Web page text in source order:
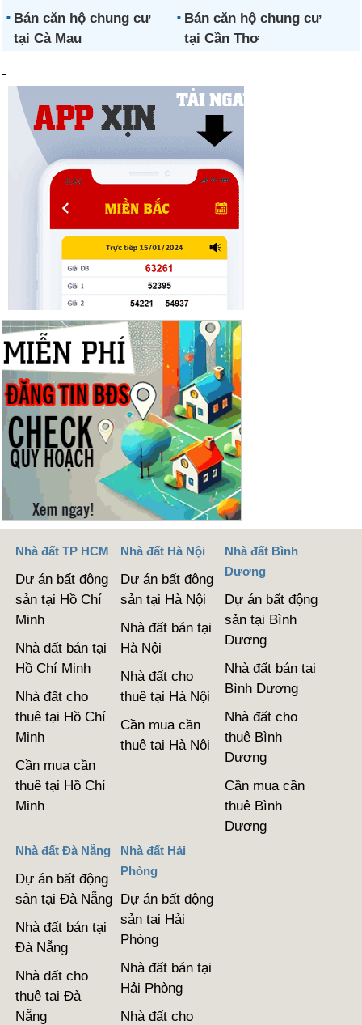
Bán căn hộ chung cư
tại Cà Mau
Bán căn hộ chung cư
tại Cần Thơ
Nhà đất TP HCM
Dự án bất động
sản tại Hồ Chí
Minh
Nhà đất bán tại
Hồ Chí Minh
Nhà đất cho
thuê tại Hồ Chí
Minh
Cần mua cần
thuê tại Hồ Chí
Minh
Nhà đất Hà Nội
Dự án bất động
sản tại Hà Nội
Nhà đất bán tại
Hà Nội
Nhà đất cho
thuê tại Hà Nội
Cần mua cần
thuê tại Hà Nội
Nhà đất Bình
Dương
Dự án bất động
sản tại Bình
Dương
Nhà đất bán tại
Bình Dương
Nhà đất cho
thuê Bình
Dương
Cần mua cần
thuê Bình
Dương
Nhà đất Đà Nẵng
Dự án bất động
sản tại Đà Nẵng
Nhà đất bán tại
Đà Nẵng
Nhà đất cho
thuê tại Đà
Nẵng
Nhà đất Hải
Phòng
Dự án bất động
sản tại Hải
Phòng
Nhà đất bán tại
Hải Phòng
Nhà đất cho